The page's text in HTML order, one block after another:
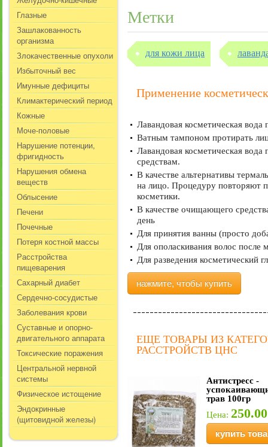
Глазные
Зашлакованность
организма
Злокачественные опухоли
Избыточный вес
Имунные дефициты
Климактерический период
Кожные
Моче-половые
Нарушение потенции,
фригидность
Нарушения обмена
веществ
Облысение
Печени
Почечные
Потеря костной массы
Расстройства
пищеварения
Сахарный диабет
Сердечно-сосудистые
Заболевания крови
Суставные и опорно-
двигательного аппарата
Токсические поражения
Центральной нервной
системы
Физическое истощение
Эндокринные
(щитовидной железы)
Метки
для кожи лица
Применение
Лавандовая косметическая вода
Ватным тампоном протирать
Лавандовая косметическая
средствам.
В качестве альтернативы
на лицо. Процедуру повторяют
косметики.
В качестве очищающего
день
Для принятия ванны (просто
Для ополаскивания волос после
Для разведения косметический
нажмите, чтобы купить
ЕЩЕ ТОВАРЫ ИЗ
РАССТРОЙСТВ ЦНС
Антистресс -
трав 100гр
Цена:
купить